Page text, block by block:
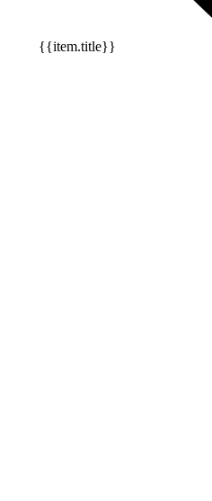
{{item.title}}